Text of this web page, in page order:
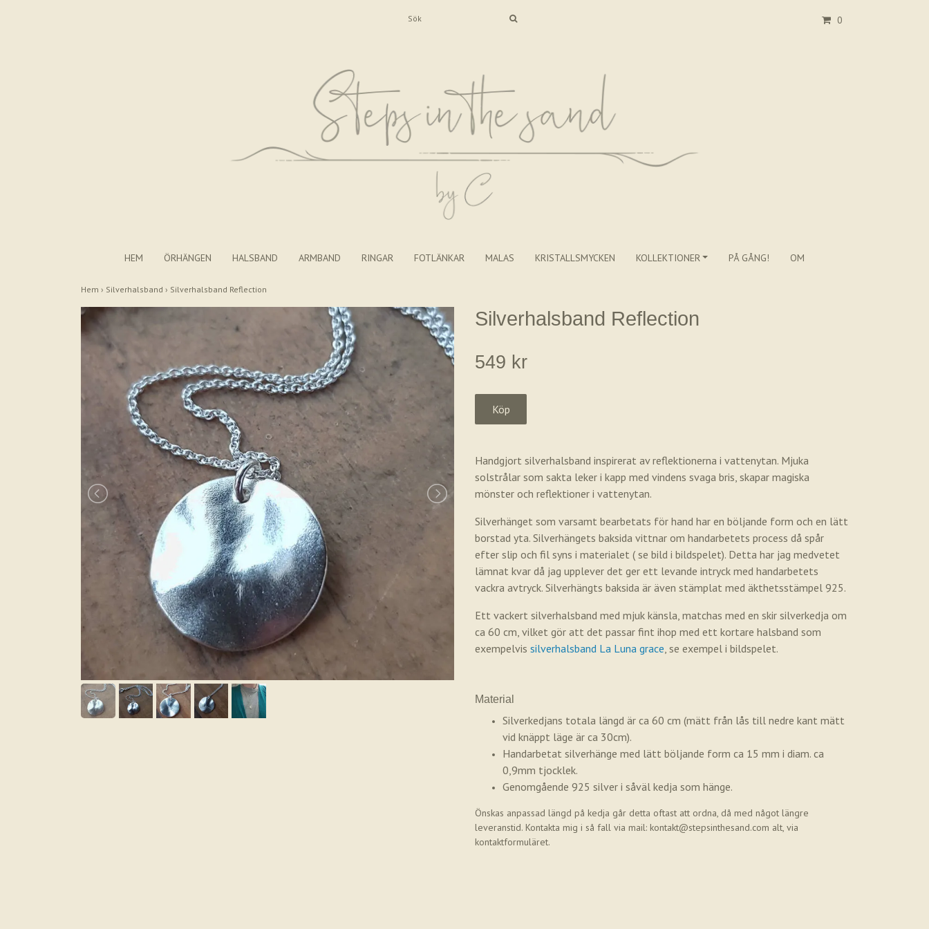
0
HEM ÖRHÄNGEN HALSBAND ARMBAND RINGAR FOTLÄNKAR MALAS KRISTALLSMYCKEN KOLLEKTIONER PÅ GÅNG! OM
Hem › Silverhalsband › Silverhalsband Reflection
Silverhalsband Reflection
549 kr
Handgjort silverhalsband inspirerat av reflektionerna i vattenytan. Mjuka
solstrålar som sakta leker i kapp med vindens svaga bris, skapar magiska
mönster och reflektioner i vattenytan.
Silverhänget som varsamt bearbetats för hand har en böljande form och en lätt
borstad yta. Silverhängets baksida vittnar om handarbetets process då spår
efter slip och fil syns i materialet ( se bild i bildspelet). Detta har jag medvetet
lämnat kvar då jag upplever det ger ett levande intryck med handarbetets
vackra avtryck. Silverhängts baksida är även stämplat med äkthetsstämpel 925.
Ett vackert silverhalsband med mjuk känsla, matchas med en skir silverkedja om
ca 60 cm, vilket gör att det passar fint ihop med ett kortare halsband som
exempelvis silverhalsband La Luna grace, se exempel i bildspelet.
Material
Silverkedjans totala längd är ca 60 cm (mätt från lås till nedre kant mätt
vid knäppt läge är ca 30cm).
Handarbetat silverhänge med lätt böljande form ca 15 mm i diam. ca
0,9mm tjocklek.
Genomgående 925 silver i såväl kedja som hänge.
Önskas anpassad längd på kedja går detta oftast att ordna, då med något längre
leveranstid. Kontakta mig i så fall via mail: kontakt@stepsinthesand.com alt, via
kontaktformuläret.